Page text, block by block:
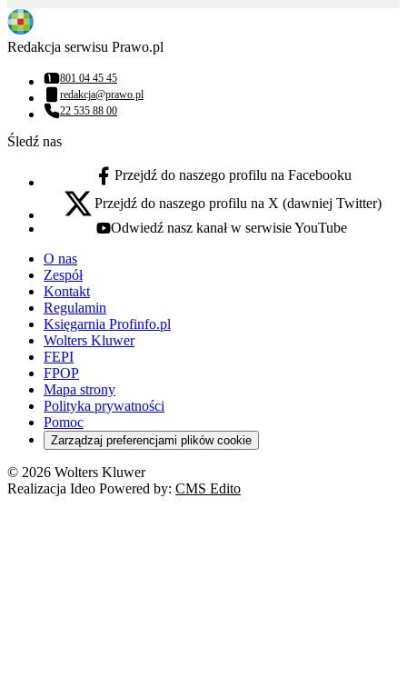
Redakcja serwisu Prawo.pl
Numer telefonu:
801 04 45 45
Adres email:
redakcja@prawo.pl
Numer telefonu:
22 535 88 00
Śledź nas
facebook - otwiera się w nowej karcie
Przejdź do naszego profilu na Facebooku
x - otwiera się w nowej karcie
Przejdź do naszego profilu na X (dawniej Twitter)
youtube - otwiera się w nowej karcie
Odwiedź nasz kanał w serwisie YouTube
O nas
Zespół
Kontakt
Regulamin
Księgarnia Profinfo.pl
Wolters Kluwer
FEPI
FPOP
Mapa strony
Polityka prywatności
Pomoc
Zarządzaj preferencjami plików cookie
© 2026 Wolters Kluwer
Realizacja Ideo Powered by: CMS Edito